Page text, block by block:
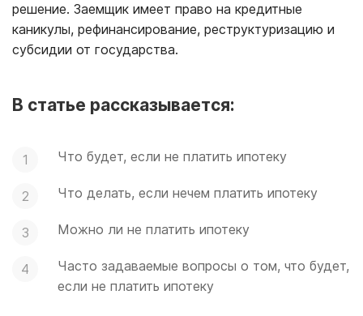
решение. Заемщик имеет право на кредитные
каникулы, рефинансирование, реструктуризацию и
субсидии от государства.
В статье рассказывается:
Что будет, если не платить ипотеку
Что делать, если нечем платить ипотеку
Можно ли не платить ипотеку
Часто задаваемые вопросы о том, что будет,
если не платить ипотеку